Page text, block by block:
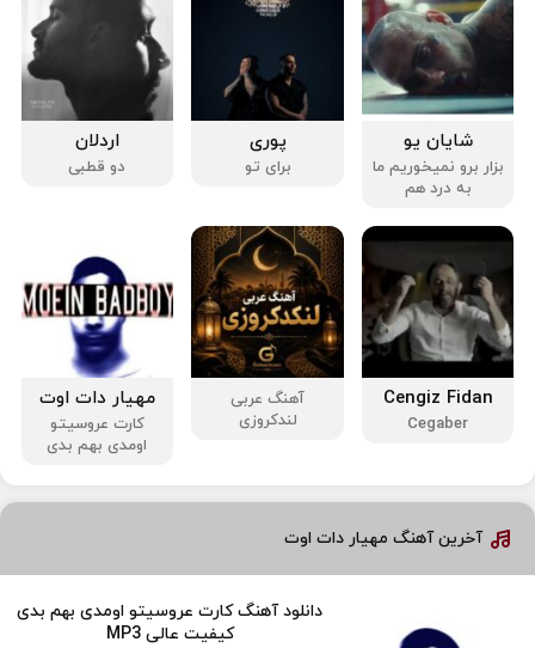
شایان یو
بزار برو نمیخوریم ما
به درد هم
پوری
برای تو
اردلان
دو قطبی
Cengiz Fidan
Cegaber
آهنگ عربی
لندکروزی
مهیار دات اوت
کارت عروسیتو
اومدی بهم بدی
آخرین آهنگ مهیار دات اوت
دانلود آهنگ کارت عروسیتو اومدی بهم بدی
کیفیت عالی MP3